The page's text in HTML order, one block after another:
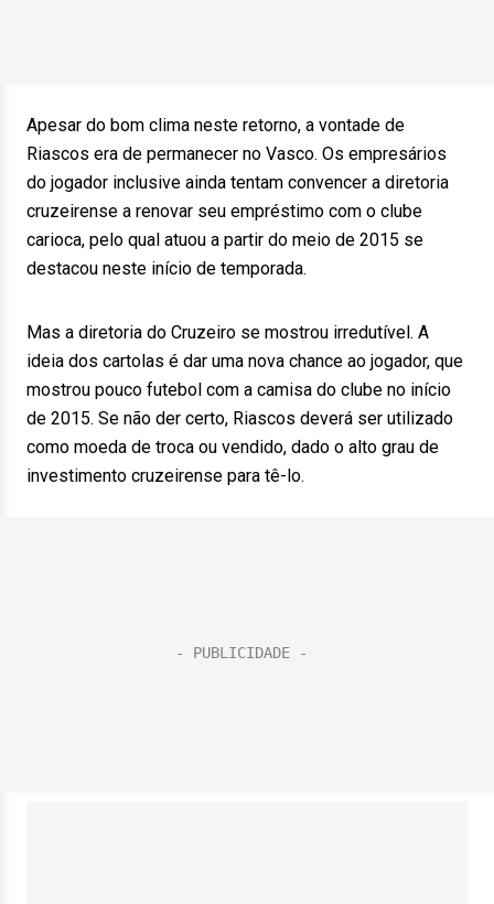
Apesar do bom clima neste retorno, a vontade de
Riascos era de permanecer no Vasco. Os empresários
do jogador inclusive ainda tentam convencer a diretoria
cruzeirense a renovar seu empréstimo com o clube
carioca, pelo qual atuou a partir do meio de 2015 se
destacou neste início de temporada.
Mas a diretoria do Cruzeiro se mostrou irredutível. A
ideia dos cartolas é dar uma nova chance ao jogador, que
mostrou pouco futebol com a camisa do clube no início
de 2015. Se não der certo, Riascos deverá ser utilizado
como moeda de troca ou vendido, dado o alto grau de
investimento cruzeirense para tê-lo.